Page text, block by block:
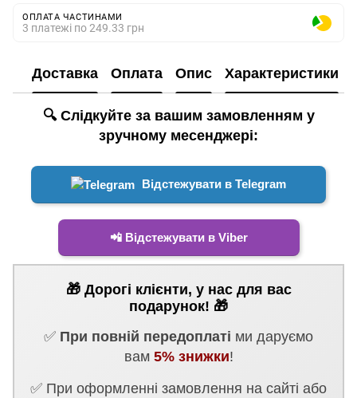
ОПЛАТА ЧАСТИНАМИ
3 платежі по 249.33 грн
Доставка Оплата Опис Характеристики
🔍 Слідкуйте за вашим замовленням у
зручному месенджері:
Відстежувати в Telegram
📲 Відстежувати в Viber
🎁 Дорогі клієнти, у нас для вас
подарунок! 🎁
✅ При повній передоплаті ми даруємо
вам 5% знижки!
✅ При оформленні замовлення на сайті або